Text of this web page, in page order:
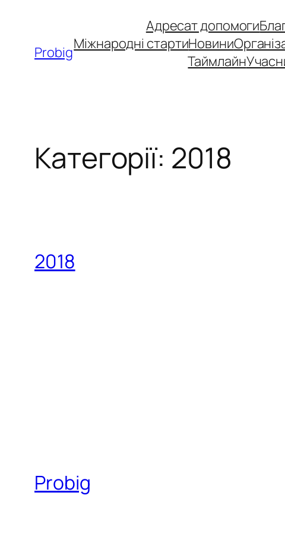
вмістуProbig
Адресат допомоги
Міжнародні стартиНовини
Таймлайн
Категорії: 2018
2018
Probig